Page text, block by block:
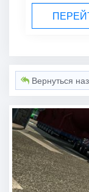
Вернуться